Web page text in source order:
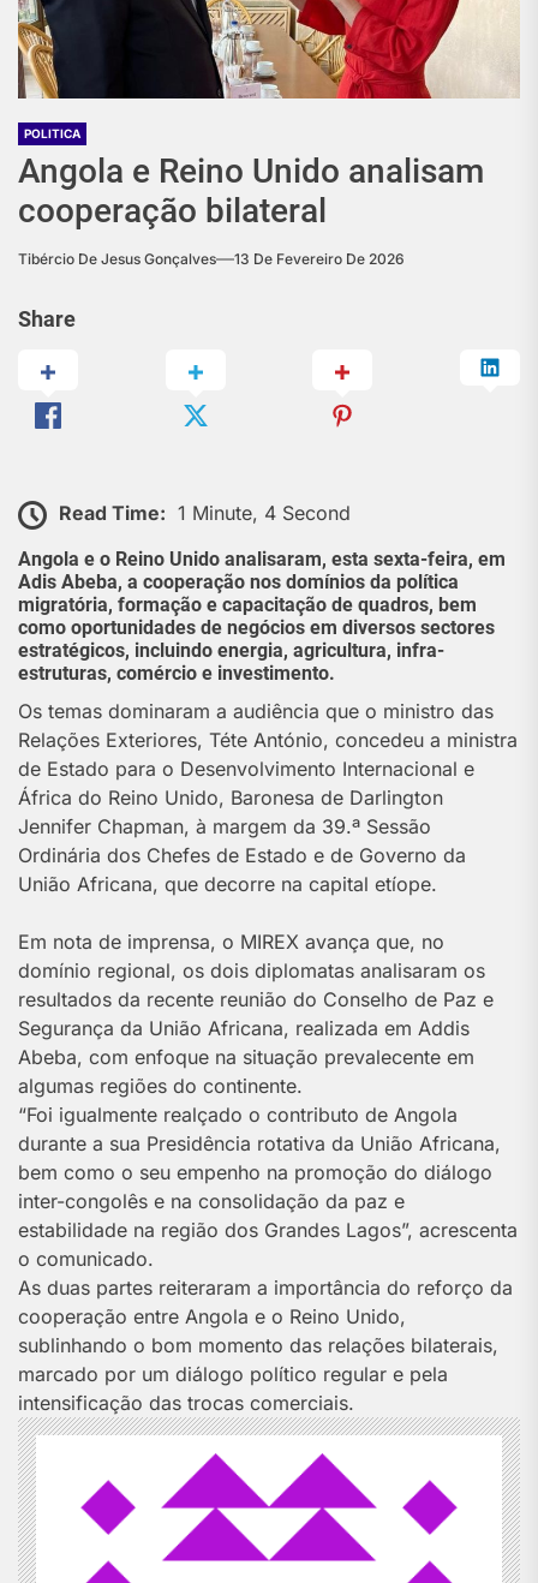
POLITICA
Angola e Reino Unido analisam
cooperação bilateral
Tibércio De Jesus Gonçalves 13 De Fevereiro De 2026
Share
Read Time: 1 Minute, 4 Second
Angola e o Reino Unido analisaram, esta sexta-feira, em
Adis Abeba, a cooperação nos domínios da política
migratória, formação e capacitação de quadros, bem
como oportunidades de negócios em diversos sectores
estratégicos, incluindo energia, agricultura, infra-
estruturas, comércio e investimento.
Os temas dominaram a audiência que o ministro das
Relações Exteriores, Téte António, concedeu a ministra
de Estado para o Desenvolvimento Internacional e
África do Reino Unido, Baronesa de Darlington
Jennifer Chapman, à margem da 39.ª Sessão
Ordinária dos Chefes de Estado e de Governo da
União Africana, que decorre na capital etíope.
Em nota de imprensa, o MIREX avança que, no
domínio regional, os dois diplomatas analisaram os
resultados da recente reunião do Conselho de Paz e
Segurança da União Africana, realizada em Addis
Abeba, com enfoque na situação prevalecente em
algumas regiões do continente.
“Foi igualmente realçado o contributo de Angola
durante a sua Presidência rotativa da União Africana,
bem como o seu empenho na promoção do diálogo
inter-congolês e na consolidação da paz e
estabilidade na região dos Grandes Lagos”, acrescenta
o comunicado.
As duas partes reiteraram a importância do reforço da
cooperação entre Angola e o Reino Unido,
sublinhando o bom momento das relações bilaterais,
marcado por um diálogo político regular e pela
intensificação das trocas comerciais.